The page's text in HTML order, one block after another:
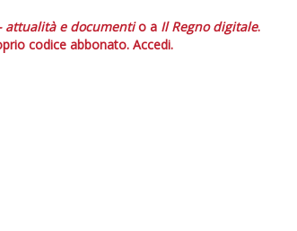
attualità e documentio a Il Regno digitale.
codice abbonato. Accedi.